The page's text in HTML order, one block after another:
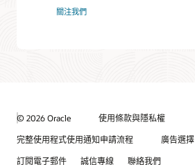
關注我們
© 2026 Oracle
使用條款與隱私權
完整使用程式使用通知申請流程
廣告選擇
訂閱電子郵件
誠信專線 聯絡我們